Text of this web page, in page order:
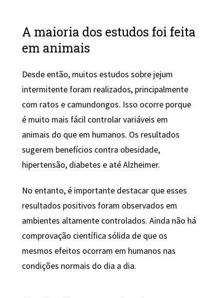
A maioria dos estudos foi feita
em animais
Desde então, muitos estudos sobre jejum
intermitente foram realizados, principalmente
com ratos e camundongos. Isso ocorre porque
é muito mais fácil controlar variáveis em
animais do que em humanos. Os resultados
sugerem benefícios contra obesidade,
hipertensão, diabetes e até Alzheimer.
No entanto, é importante destacar que esses
resultados positivos foram observados em
ambientes altamente controlados. Ainda não há
comprovação científica sólida de que os
mesmos efeitos ocorram em humanos nas
condições normais do dia a dia.